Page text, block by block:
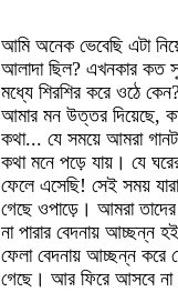
আমি অনেক ভেবেছি এটা
আলাদা ছিল? এখনকার কত
মধ্যে শিরশির করে ওঠে
আমার মন উত্তর দিয়েছে,
কথা... যে সময়ে আমরা
কথা মনে পড়ে যায়। যে
ফেলে এসেছি! সেই সময়
গেছে ওপাড়ে। আমরা
না পারার বেদনায় আচ্ছন্ন
ফেলা বেদনায় আচ্ছন্ন করে
গেছে। আর ফিরে আসবে